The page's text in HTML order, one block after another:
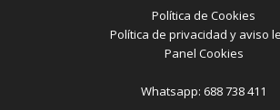
Política de Cookies
Política de privacidad y aviso
Panel Cookies
Whatsapp: 688 738 411